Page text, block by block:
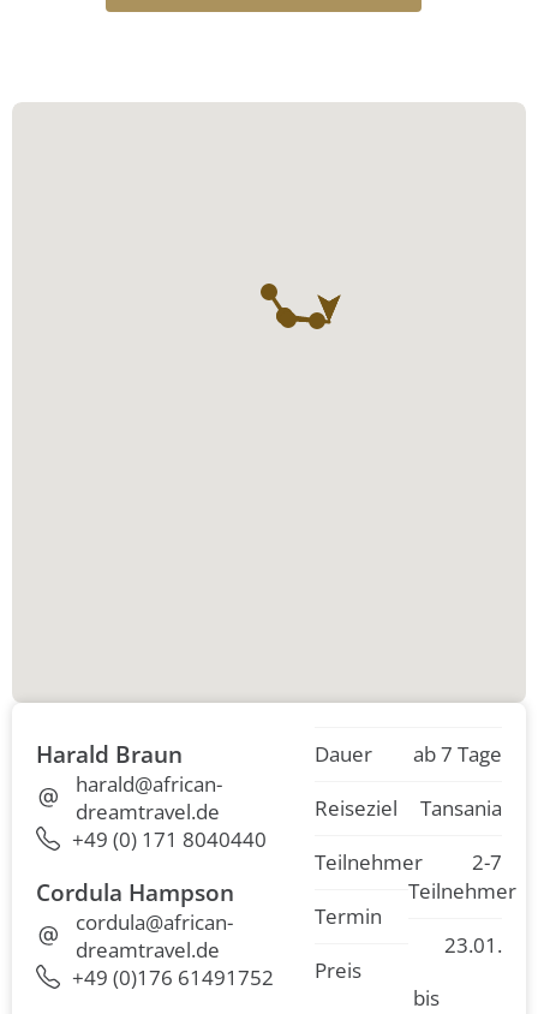
Harald Braun
harald@african-
dreamtravel.de
+49 (0) 171 8040440
Cordula Hampson
cordula@african-
dreamtravel.de
+49 (0)176 61491752
Dauer
Reiseziel
Teilnehmer
Termin
Preis
ab 7 Tage
Tansania
2-7
Teilnehmer
23.01.
bis